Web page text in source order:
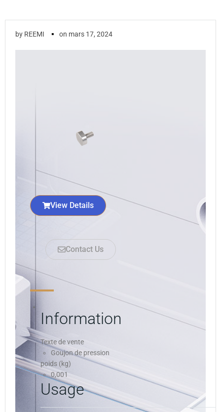
by REEMI ▪ on mars 17, 2024
View Details
Contact Us
Information
Texte de vente
Goujon de pression
poids (kg)
0,001
Usage